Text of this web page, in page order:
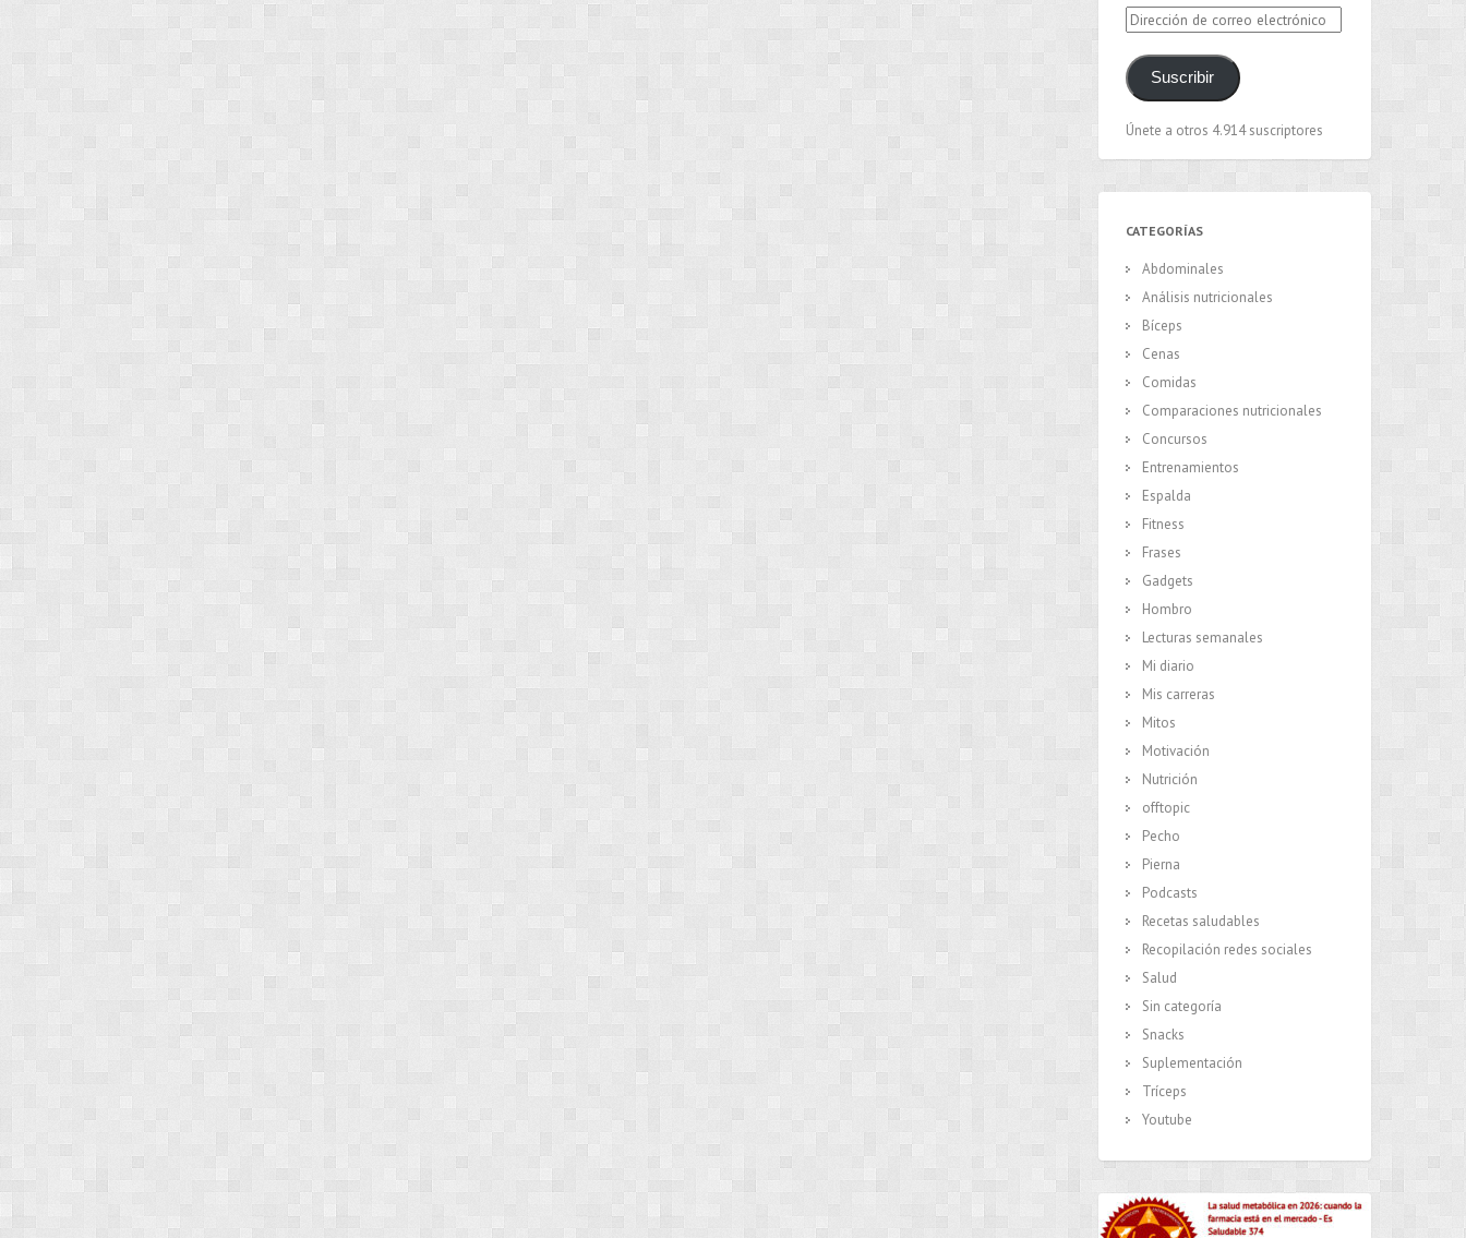
Dirección
de
correo
electrónico
Suscribir
Únete a otros 4.914 suscriptores
CATEGORÍAS
Abdominales
Análisis nutricionales
Bíceps
Cenas
Comidas
Comparaciones nutricionales
Concursos
Entrenamientos
Espalda
Fitness
Frases
Gadgets
Hombro
Lecturas semanales
Mi diario
Mis carreras
Mitos
Motivación
Nutrición
offtopic
Pecho
Pierna
Podcasts
Recetas saludables
Recopilación redes sociales
Salud
Sin categoría
Snacks
Suplementación
Tríceps
Youtube